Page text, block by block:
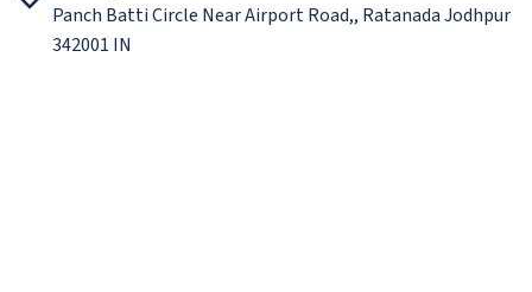
Panch Batti Circle Near Airport Road,, Ratanada Jodhpur
342001 IN